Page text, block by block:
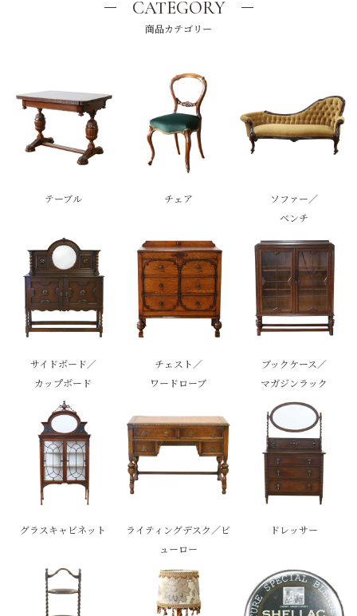
CATEGORY
商品カテゴリー
テーブル チェア
ソファー／
ベンチ
サイドボード／
カップボード
チェスト／
ワードローブ
ブックケース／
マガジンラック
グラスキャビネット
ライティングデスク／ビ
ューロー
ドレッサー